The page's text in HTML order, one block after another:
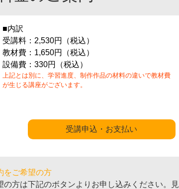
■内訳
受講料：2,530円（税込）
教材費：1,650円（税込）
設備費：330円（税込）
上記とは別に、学習進度、制作作品の材料の違いで教材費
が生じる講座がございます。
受講申込・お支払い
をご希望の方
の方は下記のボタンよりお申し込みください。見